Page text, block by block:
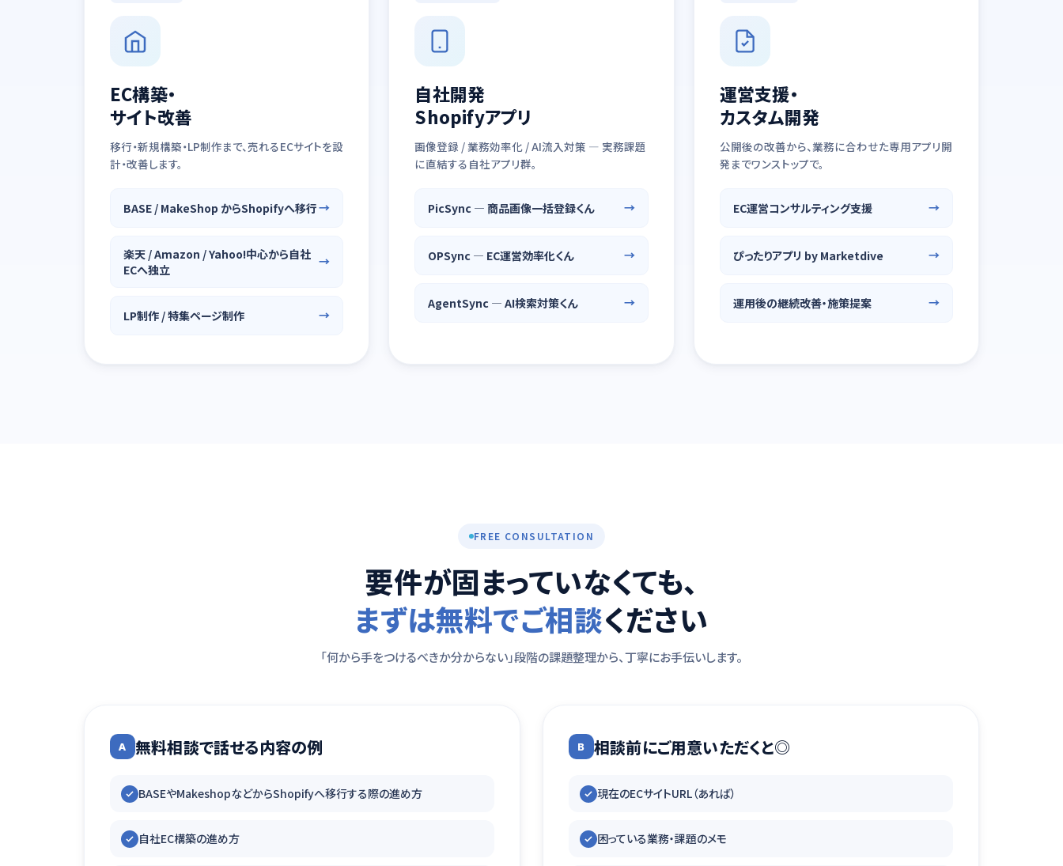
EC構築・
サイト改善
移行・新規構築・LP制作まで、売れるECサイトを設
計・改善します。
BASE / MakeShop からShopifyへ移行
楽天 / Amazon / Yahoo!中心から自社
ECへ独立
LP制作 / 特集ページ制作
自社開発
Shopifyアプリ
画像登録 / 業務効率化 / AI流入対策 — 実務課題
に直結する自社アプリ群。
PicSync — 商品画像一括登録くん
OPSync — EC運営効率化くん
AgentSync — AI検索対策くん
運営支援・
カスタム開発
公開後の改善から、業務に合わせた専用アプリ開
発までワンストップで。
EC運営コンサルティング支援
ぴったりアプリ by Marketdive
運用後の継続改善・施策提案
FREE CONSULTATION
要件が固まっていなくても、
まずは無料でご相談ください
「何から手をつけるべきか分からない」段階の課題整理から、丁寧にお手伝いします。
A 無料相談で話せる内容の例
BASEやMakeshopなどからShopifyへ移行する際の進め方
自社EC構築の進め方
B 相談前にご用意いただくと◎
現在のECサイトURL（あれば）
困っている業務・課題のメモ